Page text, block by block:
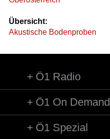
Übersicht:
Akustische Bodenproben
Ö1 Radio
Ö1 On Demand
Ö1 Spezial